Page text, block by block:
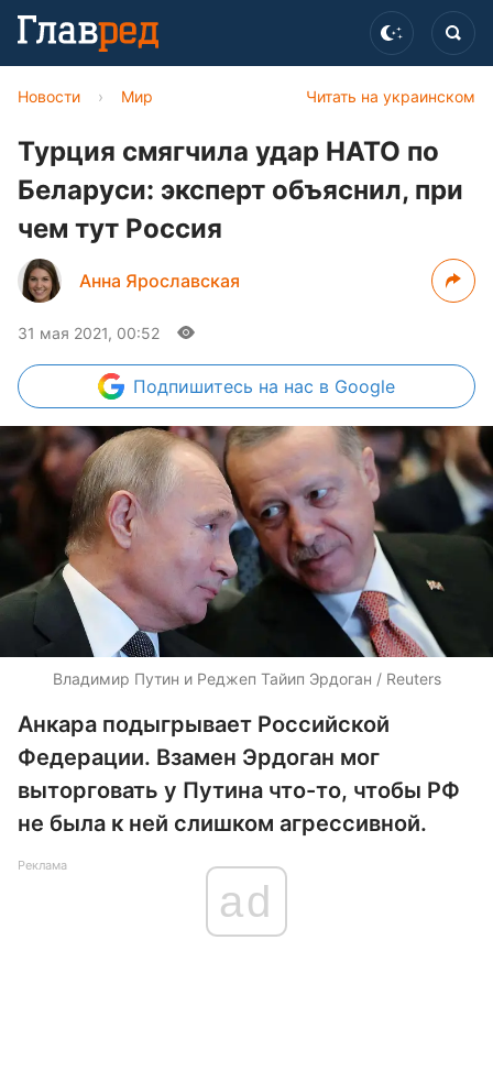
Читать на украинском
Новости › Мир
Турция смягчила удар НАТО по
Беларуси: эксперт объяснил, при
чем тут Россия
Анна Ярославская
31 мая 2021, 00:52
Подпишитесь на нас в Google
Владимир Путин и Реджеп Тайип Эрдоган / Reuters
Анкара подыгрывает Российской
Федерации. Взамен Эрдоган мог
выторговать у Путина что-то, чтобы РФ
не была к ней слишком агрессивной.
Реклама
ad